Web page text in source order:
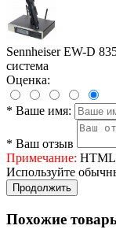
Sennheiser EW-D
система
Оценка:
* Ваше имя:
* Ваш отзыв
Примечание: HTML
Используйте
Продолжить
Похожие